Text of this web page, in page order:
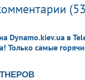
Dynamo.kiev.ua в
Только самые